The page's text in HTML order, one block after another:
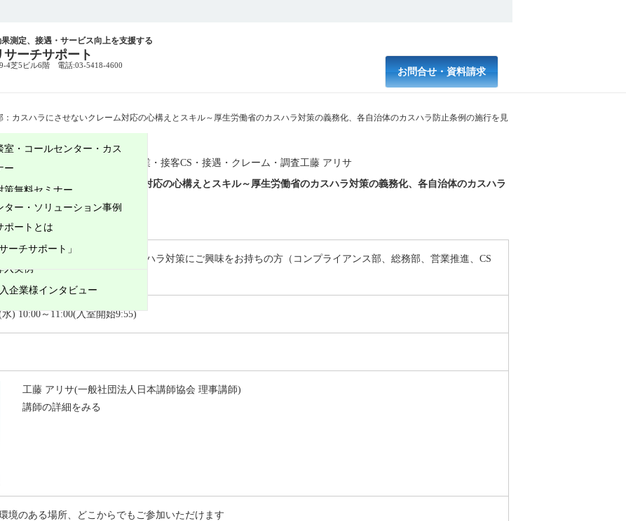
測定、接遇・サービス向上を支援する
ーチサポート
4芝5ビル6階 電話:03-5418-4600
お問合せ・資料請求
室・コールセンター・カス
ー向けCS向上施策
おけるCS向上施策
向上施策
治体CS向上施策
ー
策無料セミナー
ター・ソリューション事例
治体導入実績
入実例
企業様インタビュー
ポートとは
ーチサポート」
：カスハラにさせないクレーム対応の心構えとスキル～厚生労働省のカスハラ対策の義務化、各自治体のカスハラ防止条例の施行を見
営業・接客CS・接遇・クレーム・調査工藤 アリサ
：カスハラにさせないクレーム対応の心構えとスキル～厚生労働省のカスハラ対策の義務化、各自治体のカスハラ
～
ハラ対策をご検討中の方、カスハラ対策にご興味をお持ちの方（コンプライアンス部、総務部、営業推進、CS
) 10:00～11:00(入室開始9:55)
工藤 アリサ(一般社団法人日本講師協会 理事講師)
講師の詳細をみる
境のある場所、どこからでもご参加いただけます